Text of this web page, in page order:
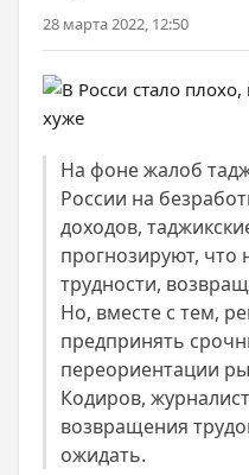
28 марта 2022, 12:50
На фоне жалоб
России на
доходов,
прогнозируют, что
трудности,
Но, вместе с тем,
предпринять
переориентации
Кодиров,
возвращения
ожидать.